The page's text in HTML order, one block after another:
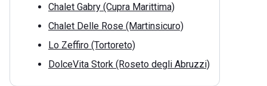
Chalet Gabry (Cupra Marittima)
Chalet Delle Rose (Martinsicuro)
Lo Zeffiro (Tortoreto)
DolceVita Stork (Roseto degli Abruzzi)